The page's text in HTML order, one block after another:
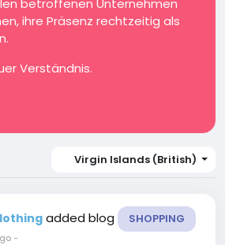
betroffenen Unternehmen
ihre Präsenz rechtzeitig als
Verständnis.
Virgin Islands (British)
added blog SHOPPING
-